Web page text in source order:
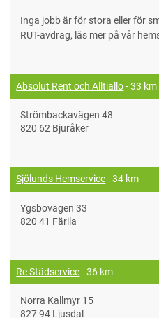
Inga jobb är för stora eller för
RUT-avdrag, läs mer på vår
Absolut Rent och Alltiallo- 33 km
Strömbackavägen 48
820 62 Bjuråker
Sjölunds Hemservice- 34 km
Ygsbovägen 33
820 41 Färila
Re Städservice- 36 km
Norra Kallmyr 15
827 94 Ljusdal